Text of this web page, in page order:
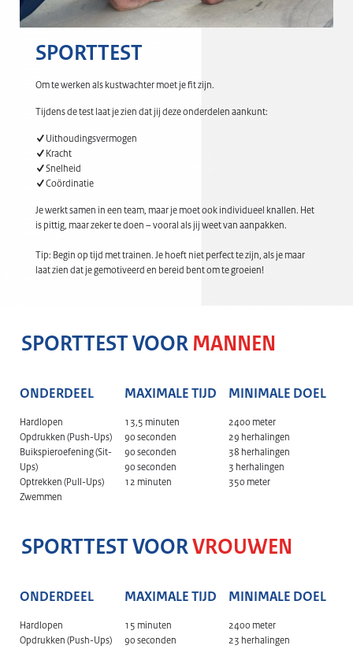
SPORTTEST
Om te werken als kustwachter moet je fit zijn.
Tijdens de test laat je zien dat jij deze onderdelen aankunt:
Uithoudingsvermogen
Kracht
Snelheid
Coördinatie
Je werkt samen in een team, maar je moet ook individueel knallen. Het
is pittig, maar zeker te doen – vooral als jij weet van aanpakken.
Tip: Begin op tijd met trainen. Je hoeft niet perfect te zijn, als je maar
laat zien dat je gemotiveerd en bereid bent om te groeien!
SPORTTEST VOOR MANNEN
ONDERDEEL MAXIMALE TIJD MINIMALE DOEL
Hardlopen
Opdrukken (Push-Ups)
Buikspieroefening (Sit-
Ups)
Optrekken (Pull-Ups)
Zwemmen
13,5 minuten
90 seconden
90 seconden
90 seconden
12 minuten
2400 meter
29 herhalingen
38 herhalingen
3 herhalingen
350 meter
SPORTTEST VOORVROUWEN
ONDERDEEL MAXIMALE TIJD MINIMALE DOEL
Hardlopen
Opdrukken (Push-Ups)
15 minuten
90 seconden
2400 meter
23 herhalingen